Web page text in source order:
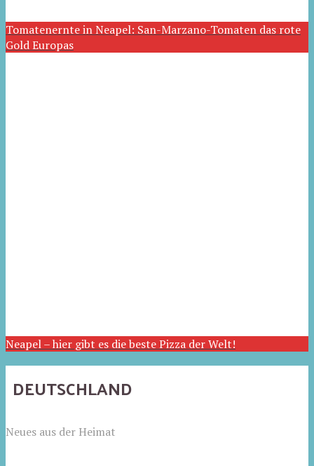
Tomatenernte in Neapel: San-Marzano-Tomaten das rote
Gold Europas
Neapel – hier gibt es die beste Pizza der Welt!
DEUTSCHLAND
Neues aus der Heimat